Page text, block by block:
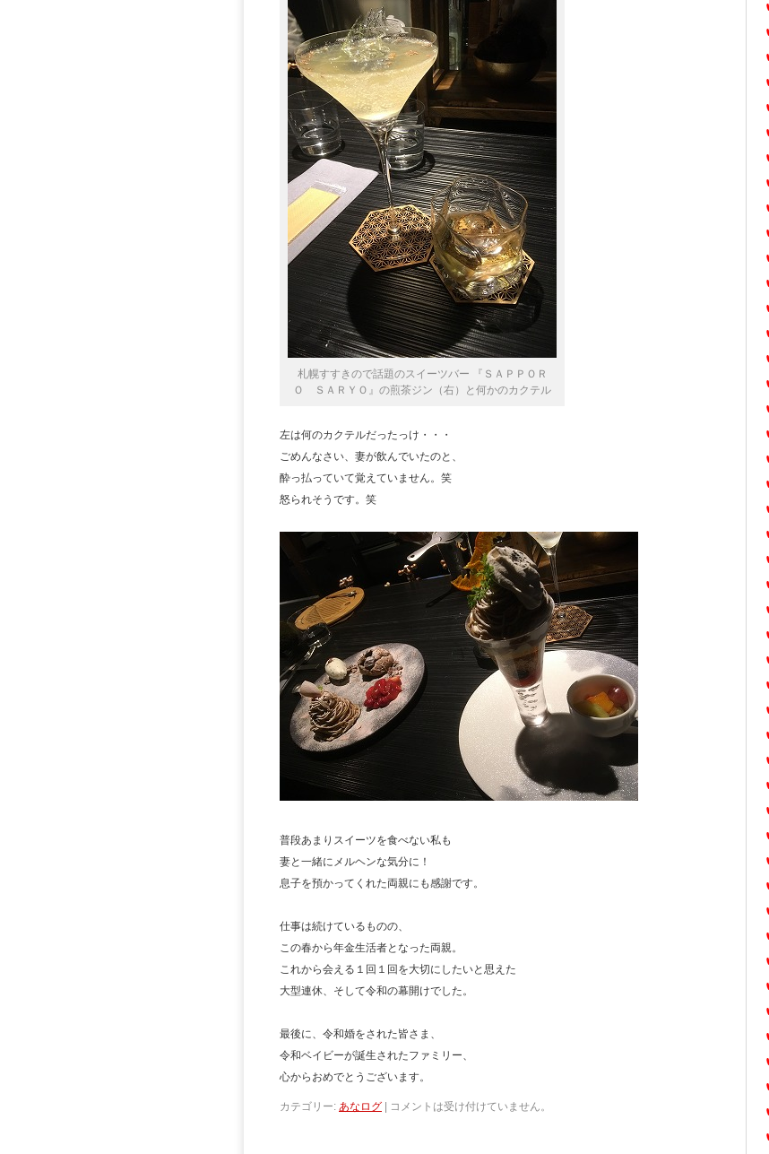
札幌すすきので話題のスイーツバー 『ＳＡＰＰＯＲ
Ｏ ＳＡＲＹＯ』の煎茶ジン（右）と何かのカクテル
左は何のカクテルだったっけ・・・
ごめんなさい、妻が飲んでいたのと、
酔っ払っていて覚えていません。笑
怒られそうです。笑
普段あまりスイーツを食べない私も
妻と一緒にメルヘンな気分に！
息子を預かってくれた両親にも感謝です。
仕事は続けているものの、
この春から年金生活者となった両親。
これから会える１回１回を大切にしたいと思えた
大型連休、そして令和の幕開けでした。
最後に、令和婚をされた皆さま、
令和ベイビーが誕生されたファミリー、
心からおめでとうございます。
カテゴリー: あなログ コメントは受け付けていません。